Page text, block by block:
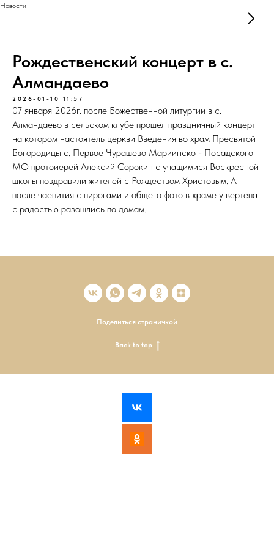
Новости
Рождественский концерт в с.
Алмандаево
2026-01-10 11:57
07 января 2026г. после Божественной литургии в с.
Алмандаево в сельском клубе прошёл праздничный концерт
на котором настоятель церкви Введения во храм Пресвятой
Богородицы с. Первое Чурашево Мариинско - Посадского
МО протоиерей Алексий Сорокин с учащимися Воскресной
школы поздравили жителей с Рождеством Христовым. А
после чаепития с пирогами и общего фото в храме у вертепа
с радостью разошлись по домам.
Поделиться страничкой
Back to top